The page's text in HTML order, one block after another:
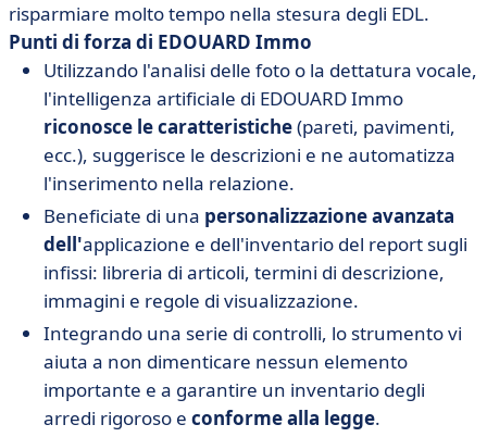
risparmiare molto tempo nella stesura degli EDL.
Punti di forza di EDOUARD Immo
Utilizzando l'analisi delle foto o la dettatura vocale,
l'intelligenza artificiale di EDOUARD Immo
riconosce le caratteristiche(pareti, pavimenti,
ecc.), suggerisce le descrizioni e ne automatizza
l'inserimento nella relazione.
Beneficiate di una personalizzazione avanzata
dell'applicazione e dell'inventario del report sugli
infissi: libreria di articoli, termini di descrizione,
immagini e regole di visualizzazione.
Integrando una serie di controlli, lo strumento vi
aiuta a non dimenticare nessun elemento
importante e a garantire un inventario degli
arredi rigoroso e conforme alla legge.